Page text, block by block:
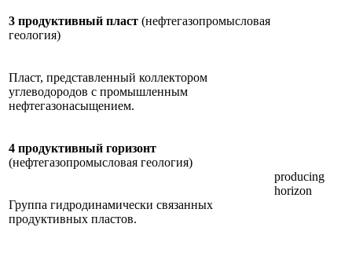
3 продуктивный пласт (нефтегазопромысловая
геология)
Пласт, представленный коллектором
углеводородов с промышленным
нефтегазонасыщением.
4 продуктивный горизонт
(нефтегазопромысловая геология)
producing
horizon
Группа гидродинамически связанных
продуктивных пластов.